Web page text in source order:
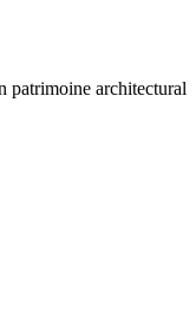
patrimoine architectural